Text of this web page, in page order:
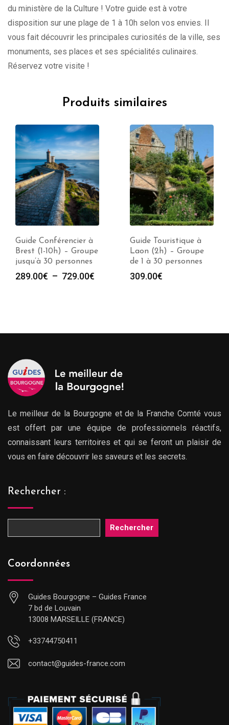
du ministère de la Culture ! Votre guide est à votre
disposition sur une plage de 1 à 10h selon vos envies. Il
vous fait découvrir les principales curiosités de la ville, ses
monuments, ses places et ses spécialités culinaires.
Réservez votre visite !
Produits similaires
Guide Conférencier à
Brest (1-10h) – Groupe
jusqu’à 30 personnes
289.00€ – 729.00€
729.00€
Guide Touristique à
Laon (2h) – Groupe
de 1 à 30 personnes
309.00€
Le meilleur de la Bourgogne et de la Franche Comté vous
est offert par une équipe de professionnels réactifs,
connaissant leurs territoires et qui se feront un plaisir de
vous en faire découvrir les saveurs et les secrets.
Rechercher :
Rechercher
Coordonnées
Guides Bourgogne – Guides France
7 bd de Louvain
13008 MARSEILLE (FRANCE)
+33744750411
contact@guides-france.com